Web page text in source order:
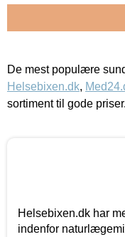
De mest populære
Helsebixen.dk,
sortiment til gode priser.
Helsebixen.dk har
indenfor